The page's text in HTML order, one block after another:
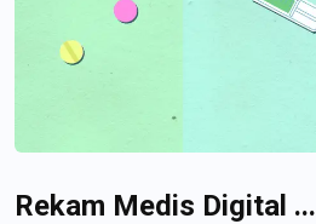
Rekam Medis Digital ...